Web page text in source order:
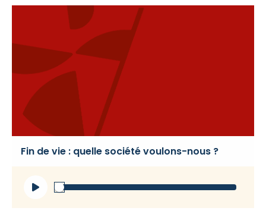
Fin de vie : quelle société voulons-nous ?
Lecteur
audio